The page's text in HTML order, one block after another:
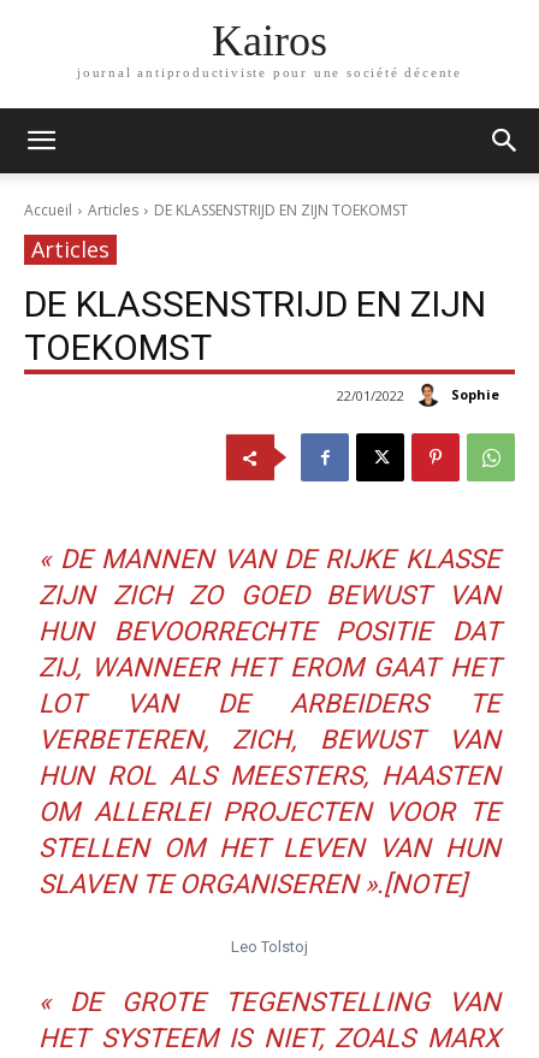
Kairos
journal antiproductiviste pour une société décente
Accueil Articles DE KLASSENSTRIJD EN ZIJN TOEKOMST
Articles
DE KLASSENSTRIJD EN ZIJN
TOEKOMST
Sophie
22/01/2022
« DE MANNEN VAN DE RIJKE KLASSE
ZIJN ZICH ZO GOED BEWUST VAN
HUN BEVOORRECHTE POSITIE DAT
ZIJ, WANNEER HET EROM GAAT HET
LOT VAN DE ARBEIDERS TE
VERBETEREN, ZICH, BEWUST VAN
HUN ROL ALS MEESTERS, HAASTEN
OM ALLERLEI PROJECTEN VOOR TE
STELLEN OM HET LEVEN VAN HUN
SLAVEN TE ORGANISEREN ».[NOTE]
Leo Tolstoj
« DE GROTE TEGENSTELLING VAN
HET SYSTEEM IS NIET, ZOALS MARX